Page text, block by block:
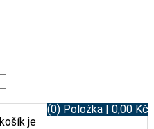
(0) Položka | 0,00 Kč
je